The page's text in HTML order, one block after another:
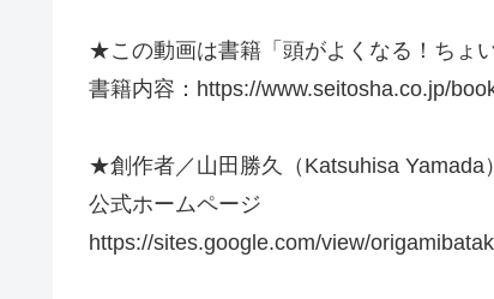
★この動画は書籍「頭がよくなる！ちょ
書籍内容：https://www.seitosha.co.jp/
★創作者／山田勝久（Katsuhisa Yamada）
公式ホームページ
https://sites.google.com/view/